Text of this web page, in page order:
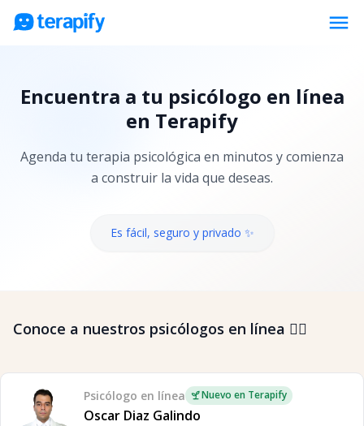
menu
Precios
Empresas
Preguntas frecuentes
Encuentra a tu psicólogo en línea
en Terapify
Agenda tu terapia psicológica en minutos y comienza
a construir la vida que deseas.
Es fácil, seguro y privado ✨
Conoce a nuestros psicólogos en línea 👇🏼
Psicólogo en línea Nuevo en Terapify
Oscar Diaz Galindo